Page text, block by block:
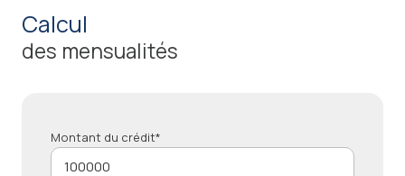
calcul
des mensualités
Montant du crédit*